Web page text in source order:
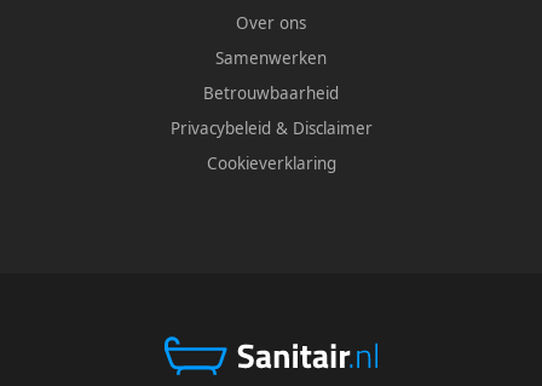
Over ons
Samenwerken
Betrouwbaarheid
Privacybeleid & Disclaimer
Cookieverklaring